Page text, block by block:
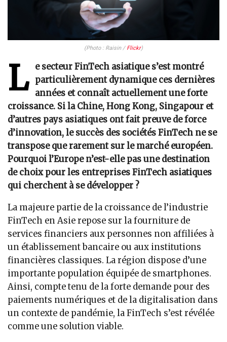
(Photo : Raisin / Flickr)
L
e secteur FinTech asiatique s’est montré
particulièrement dynamique ces dernières
années et connaît actuellement une forte
croissance. Si la Chine, Hong Kong, Singapour et
d’autres pays asiatiques ont fait preuve de force
d’innovation, le succès des sociétés FinTech ne se
transpose que rarement sur le marché européen.
Pourquoi l’Europe n’est-elle pas une destination
de choix pour les entreprises FinTech asiatiques
qui cherchent à se développer ?
La majeure partie de la croissance de l’industrie
FinTech en Asie repose sur la fourniture de
services financiers aux personnes non affiliées à
un établissement bancaire ou aux institutions
financières classiques. La région dispose d’une
importante population équipée de smartphones.
Ainsi, compte tenu de la forte demande pour des
paiements numériques et de la digitalisation dans
un contexte de pandémie, la FinTech s’est révélée
comme une solution viable.